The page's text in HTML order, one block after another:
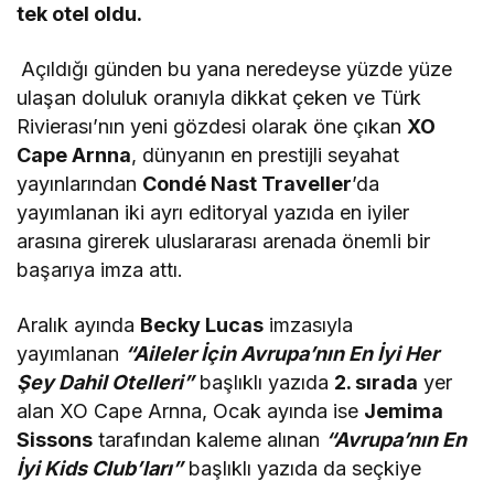
tek otel oldu.
Açıldığı günden bu yana neredeyse yüzde yüze
ulaşan doluluk oranıyla dikkat çeken ve Türk
Rivierası’nın yeni gözdesi olarak öne çıkan XO
Cape Arnna, dünyanın en prestijli seyahat
yayınlarından Condé Nast Traveller’da
yayımlanan iki ayrı editoryal yazıda en iyiler
arasına girerek uluslararası arenada önemli bir
başarıya imza attı.
Aralık ayında Becky Lucas imzasıyla
yayımlanan “Aileler İçin Avrupa’nın En İyi Her
Şey Dahil Otelleri”başlıklı yazıda 2. sırada yer
alan XO Cape Arnna, Ocak ayında ise Jemima
Sissons tarafından kaleme alınan “Avrupa’nın En
İyi Kids Club’ları”başlıklı yazıda da seçkiye